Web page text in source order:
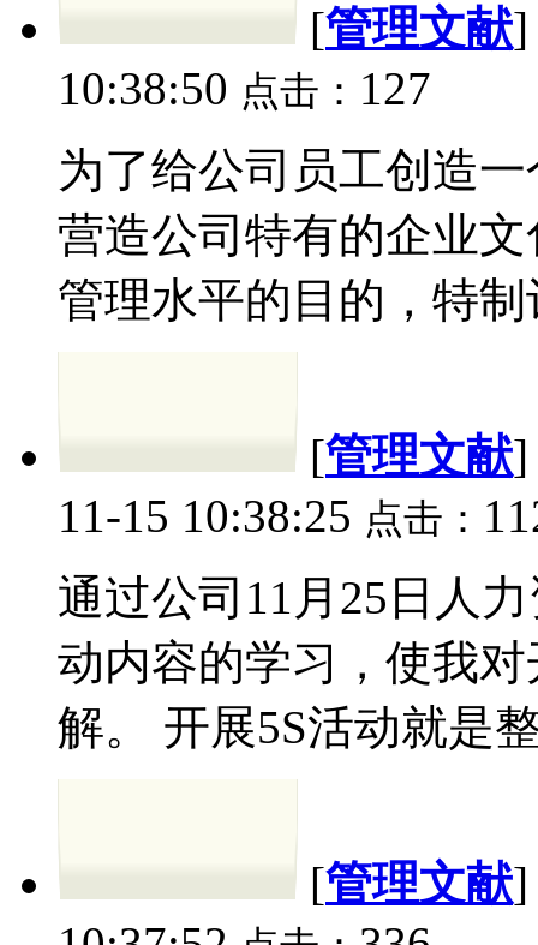
[管理文献
10:38:50 点击： 127
为了给公司员工创造
营造公司特有的企业
管理水平的目的，特
[管理文献
11-15 10:38:25 点击：
通过公司11月25日人
动内容的学习，使我
解。 开展5S活动就是
[管理文献